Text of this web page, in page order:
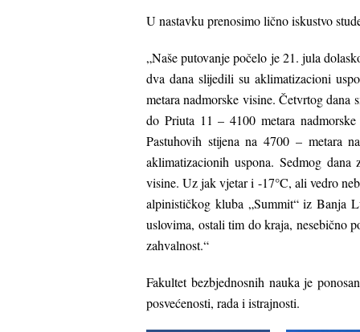
U nastavku prenosimo lično iskustvo
„Naše putovanje počelo je 21. jula
dva dana slijedili su aklimatizacioni
metara nadmorske visine. Četvrtog dana
do Priuta 11 – 4100 metara
Pastuhovih stijena na 4700 – metara
aklimatizacionih uspona. Sedmog
visine. Uz jak vjetar i -17°C, ali vedro
alpinističkog kluba „Summit“ iz Banja
uslovima, ostali tim do kraja, nesebično
zahvalnost.“
Fakultet bezbjednosnih nauka je
posvećenosti, rada i istrajnosti.